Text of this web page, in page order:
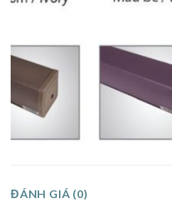
ĐÁNH GIÁ (0)